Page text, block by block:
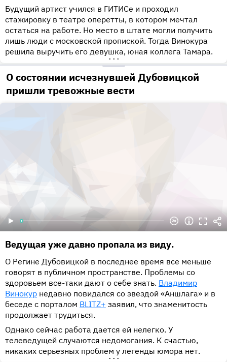
Будущий артист учился в ГИТИСе и проходил
стажировку в театре оперетты, в котором мечтал
остаться на работе. Но место в штате могли получить
лишь люди с московской пропиской. Тогда Винокура
решила выручить его девушка, юная коллега Тамара.
•••
О состоянии исчезнувшей Дубовицкой
пришли тревожные вести
Ведущая уже давно пропала из виду.
О Регине Дубовицкой в последнее время все меньше
говорят в публичном пространстве. Проблемы со
здоровьем все-таки дают о себе знать. Владимир
Винокур недавно повидался со звездой «Аншлага» и в
беседе с порталом BLITZ+ заявил, что знаменитость
продолжает трудиться.
Однако сейчас работа дается ей нелегко. У
телеведущей случаются недомогания. К счастью,
никаких серьезных проблем у легенды юмора нет.
•••